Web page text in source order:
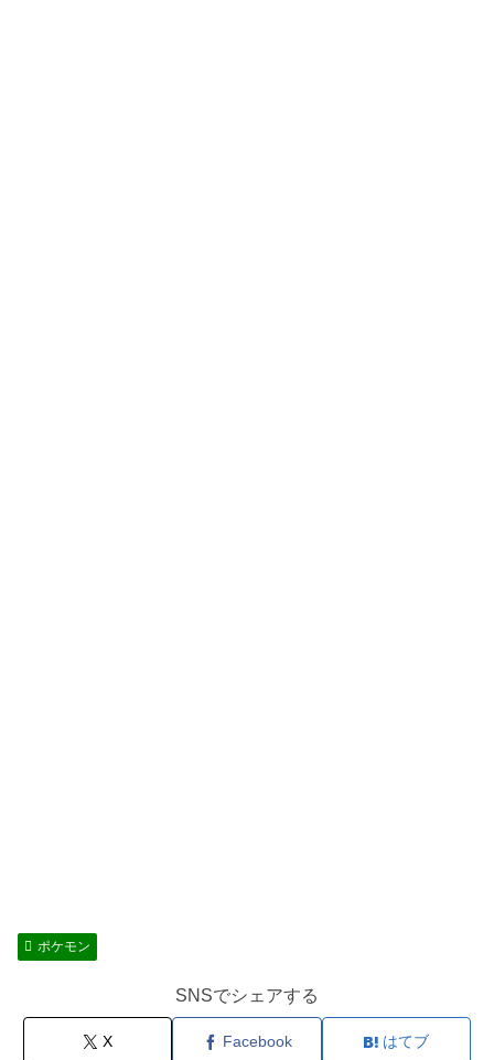
ポケモン
SNSでシェアする
X Facebook はてブ